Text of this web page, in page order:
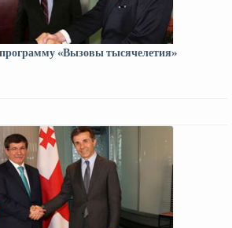
«Вызовы тысячелетия»